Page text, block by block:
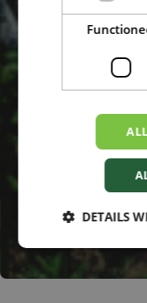
DETAILS